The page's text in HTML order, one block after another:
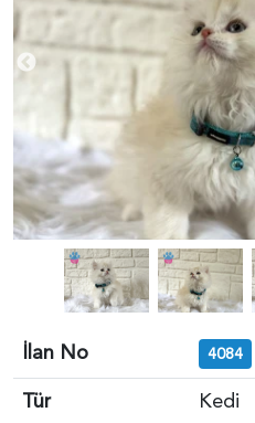
İlan No 4084
Tür
Kedi